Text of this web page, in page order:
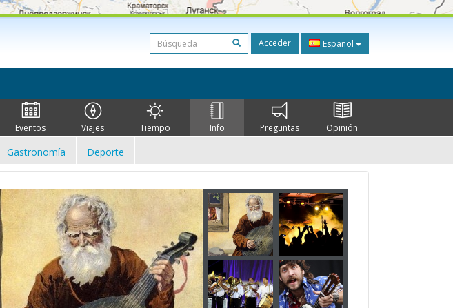
Acceder Español
Eventos Viajes Tiempo Info Preguntas Opinión
Gastronomía Deporte